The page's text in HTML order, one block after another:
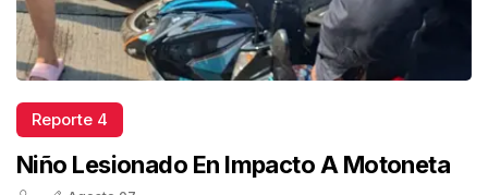
Reporte 4
Niño Lesionado En Impacto A Motoneta